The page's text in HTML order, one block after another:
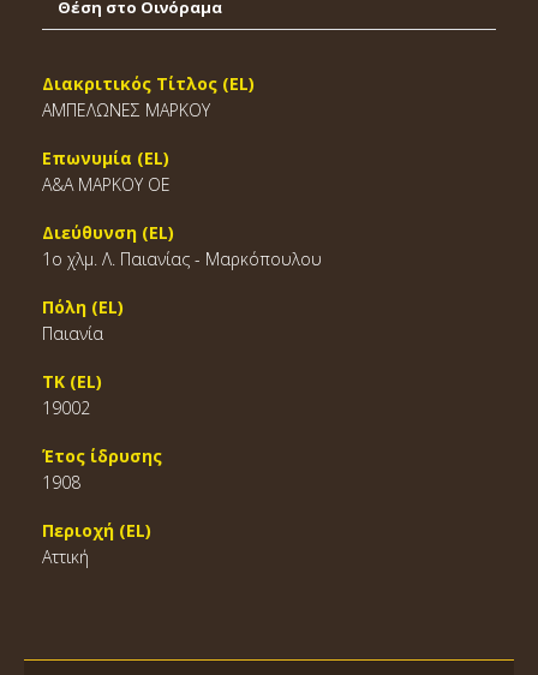
Θέση στο Οινόραμα
Διακριτικός Τίτλος (EL)
ΑΜΠΕΛΩΝΕΣ ΜΑΡΚΟΥ
Επωνυμία (EL)
Α&Α ΜΑΡΚΟΥ ΟΕ
Διεύθυνση (EL)
1ο χλμ. Λ. Παιανίας - Μαρκόπουλου
Πόλη (EL)
Παιανία
ΤΚ (EL)
19002
Έτος ίδρυσης
1908
Περιοχή (EL)
Αττική